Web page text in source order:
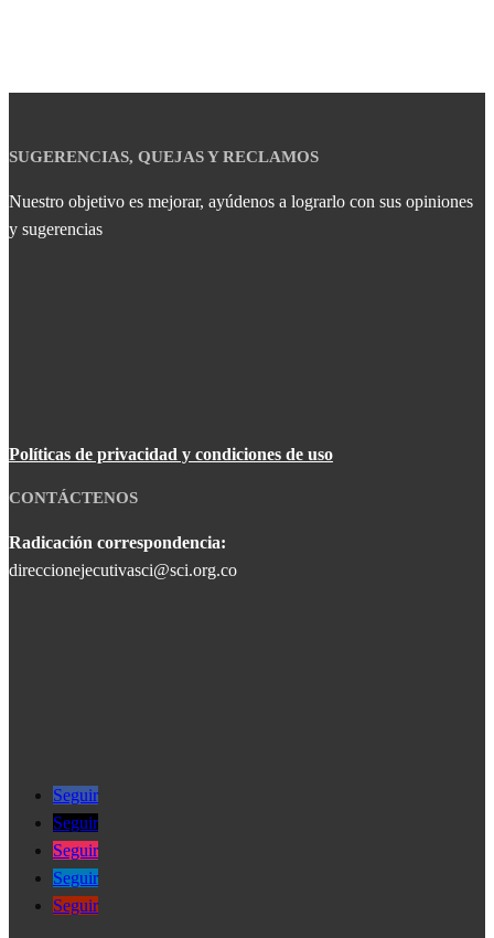
SUGERENCIAS, QUEJAS Y RECLAMOS
Nuestro objetivo es mejorar, ayúdenos a lograrlo con sus opiniones
y sugerencias
Políticas de privacidad y condiciones de uso
CONTÁCTENOS
Radicación correspondencia:
direccionejecutivasci@sci.org.co
Seguir
Seguir
Seguir
Seguir
Seguir